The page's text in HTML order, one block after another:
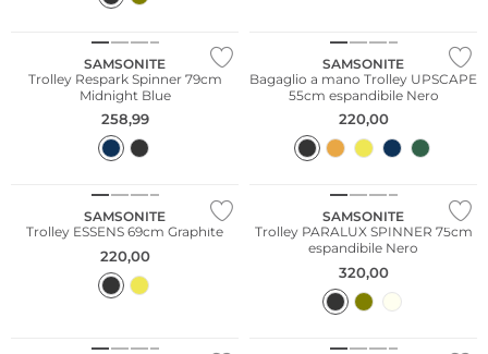
SAMSONITE
Trolley Respark Spinner 79cm
Midnight Blue
258,99
SAMSONITE
Bagaglio a mano Trolley UPSCAPE
55cm espandibile Nero
220,00
SAMSONITE
Trolley ESSENS 69cm Graphite
220,00
SAMSONITE
Trolley PARALUX SPINNER 75cm
espandibile Nero
320,00